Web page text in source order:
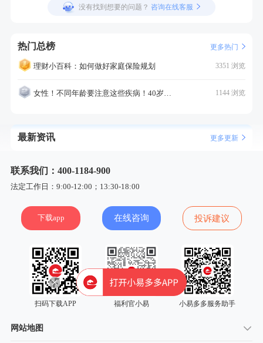
没有找到想要的问题？ 咨询在线客服
热门总榜 更多热门
理财小百科：如何做好家庭保险规划 3351 浏览
女性！不同年龄要注意这些疾病！40岁的这个疾病最需要注意！ 1144 浏览
最新资讯 更多更新
联系我们：400-1184-900
法定工作日：9:00-12:00；13:30-18:00
下载app 在线咨询 投诉建议
扫码下载APP 福利官小易 小易多多服务助手
网站地图